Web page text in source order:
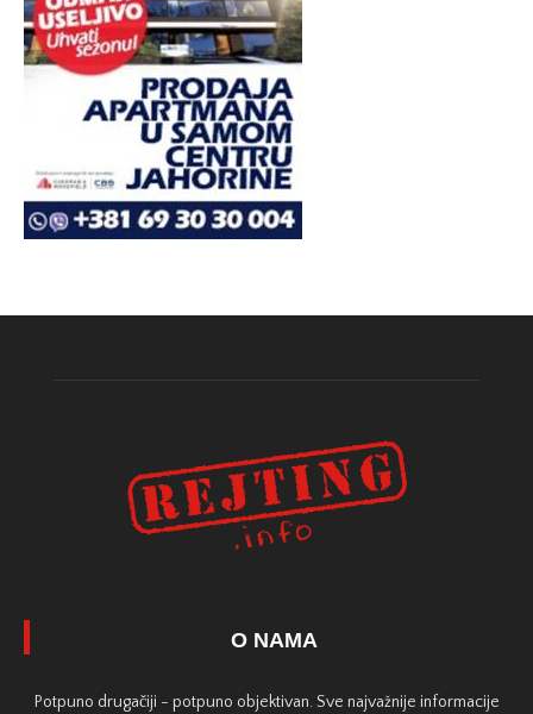
O NAMA
Potpuno drugačiji - potpuno objektivan. Sve najvažnije informacije